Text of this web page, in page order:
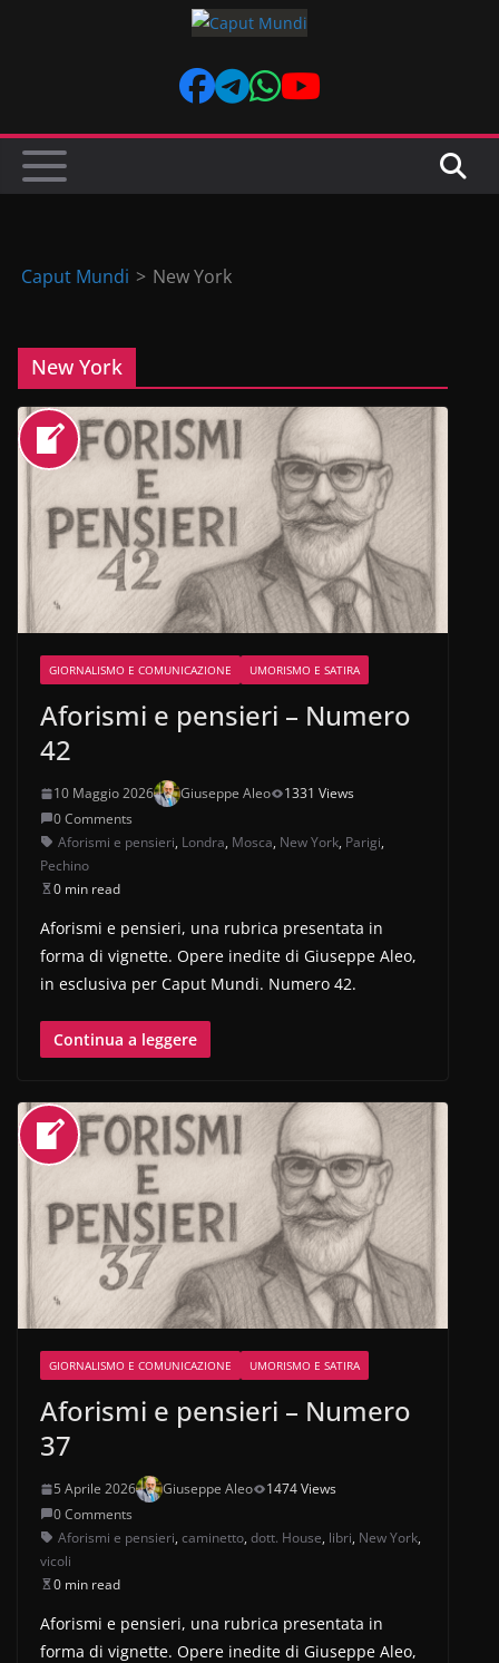
Caput Mundi > New York
New York
GIORNALISMO E COMUNICAZIONE UMORISMO E SATIRA
Aforismi e pensieri – Numero
42
10 Maggio 2026 Giuseppe Aleo
1331 Views
0 Comments
Aforismi e pensieri, Londra, Mosca, New York, Parigi,
Pechino
0 min read
Aforismi e pensieri, una rubrica presentata in
forma di vignette. Opere inedite di Giuseppe Aleo,
in esclusiva per Caput Mundi. Numero 42.
Continua a leggere
GIORNALISMO E COMUNICAZIONE UMORISMO E SATIRA
Aforismi e pensieri – Numero
37
5 Aprile 2026 Giuseppe Aleo
1474 Views
0 Comments
Aforismi e pensieri, caminetto, dott. House, libri, New York,
vicoli
0 min read
Aforismi e pensieri, una rubrica presentata in
forma di vignette. Opere inedite di Giuseppe Aleo,